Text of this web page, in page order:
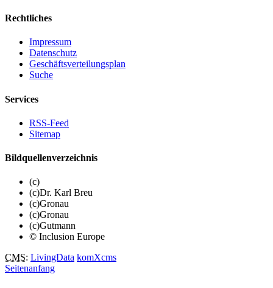
Rechtliches
Impressum
Datenschutz
Geschäftsverteilungsplan
Suche
Services
RSS-Feed
Sitemap
Bildquellenverzeichnis
(c)
(c)Dr. Karl Breu
(c)Gronau
(c)Gronau
(c)Gutmann
© Inclusion Europe
CMS: LivingData komXcms
Seitenanfang